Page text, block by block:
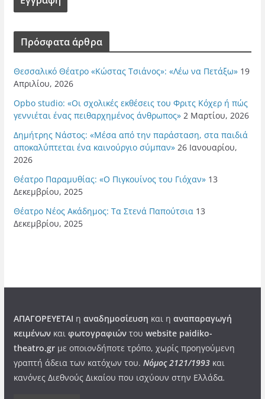
Πρόσφατα άρθρα
Θεσσαλικό Θέατρο «Κώστας Τσιάνος»: «Λέω να Πετάξω» 19
Απριλίου, 2026
Opbo studio: «Οι σχολικές εκθέσεις του Φριτς Κόχερ ή πώς
γεννιέται ένας πειθαρχημένος άνθρωπος» 2 Μαρτίου, 2026
Δημήτρης Νάστος: «Μέσα από την παράσταση, στα παιδιά
αποκαλύπτεται ένα καινούργιο σύμπαν» 26 Ιανουαρίου,
2026
Θέατρο Παραμυθίας: «Ο Πιγκουίνος του Γιόχαν» 13
Δεκεμβρίου, 2025
Θέατρο Νέος Ακάδημος: Τα Στενά Παπούτσια 13
Δεκεμβρίου, 2025
ΑΠΑΓΟΡΕΥΕΤΑΙ η αναδημοσίευση και η αναπαραγωγή
κειμένωνκαι φωτογραφιώντου website paidiko-
theatro.grμε οποιονδήποτε τρόπο, χωρίς προηγούμενη
γραπτή άδεια των κατόχων του. Νόμος 2121/1993και
κανόνες Διεθνούς Δικαίου που ισχύουν στην Ελλάδα.